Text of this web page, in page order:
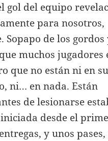
gol del equipo
para nosotros,
de los gordos
muchos jugadores
que no están ni en su
ni… en nada. Están
de lesionarse
desde el
y unos pases,